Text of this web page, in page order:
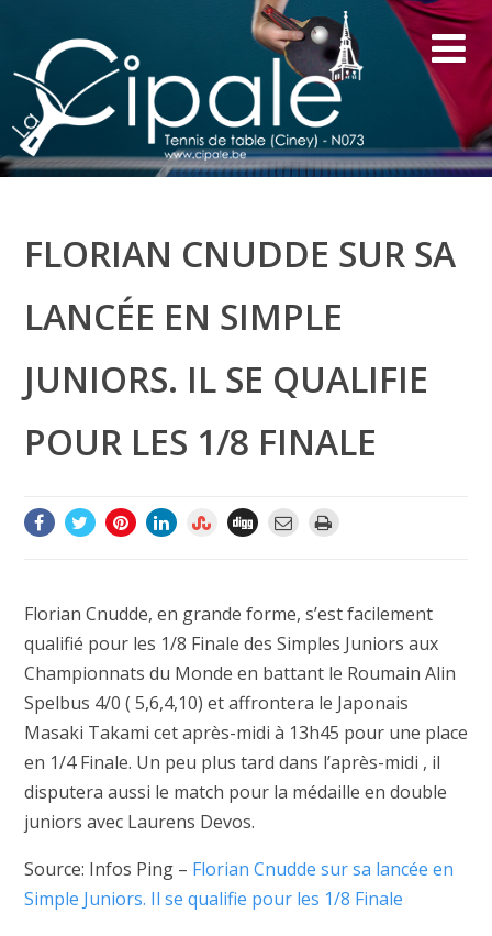
FLORIAN CNUDDE SUR SA
LANCÉE EN SIMPLE
JUNIORS. IL SE QUALIFIE
POUR LES 1/8 FINALE
Florian Cnudde, en grande forme, s’est facilement
qualifié pour les 1/8 Finale des Simples Juniors aux
Championnats du Monde en battant le Roumain Alin
Spelbus 4/0 ( 5,6,4,10) et affrontera le Japonais
Masaki Takami cet après-midi à 13h45 pour une place
en 1/4 Finale. Un peu plus tard dans l’après-midi , il
disputera aussi le match pour la médaille en double
juniors avec Laurens Devos.
Source: Infos Ping – Florian Cnudde sur sa lancée en
Simple Juniors. Il se qualifie pour les 1/8 Finale